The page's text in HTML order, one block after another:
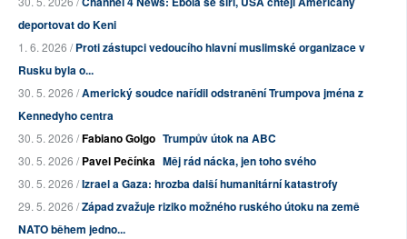
deportovat do Keni
1. 6. 2026 /Proti zástupci vedoucího hlavní muslimské organizace v
Rusku byla o...
30. 5. 2026 /Americký soudce nařídil odstranění Trumpova jména z
Kennedyho centra
30. 5. 2026 /Fabiano Golgo Trumpův útok na ABC
30. 5. 2026 /Pavel Pečínka Měj rád nácka, jen toho svého
30. 5. 2026 /Izrael a Gaza: hrozba další humanitární katastrofy
29. 5. 2026 /Západ zvažuje riziko možného ruského útoku na země
NATO během jedno...